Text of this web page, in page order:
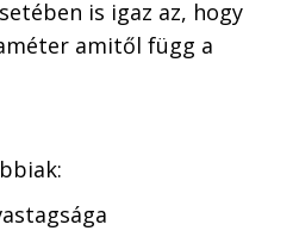
is igaz az, hogy
amitől függ a